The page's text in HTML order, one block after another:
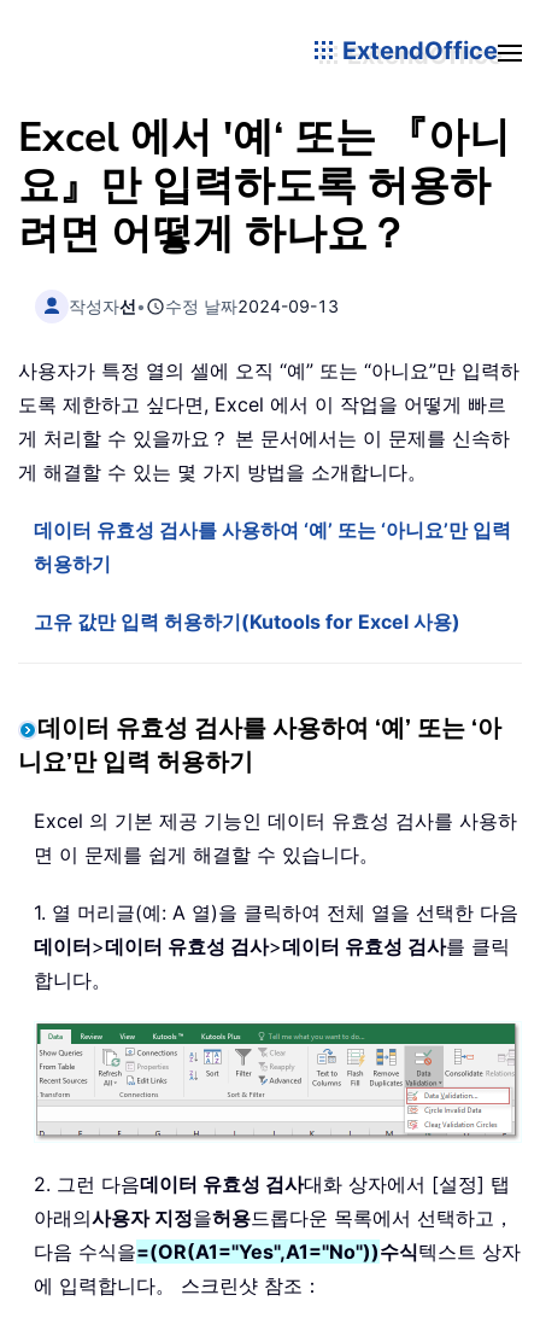
ExtendOffice
Excel 에서 '예‘ 또는 『아니
요』만 입력하도록 허용하
려면 어떻게 하나요？
작성자선• 수정 날짜2024-09-13
사용자가 특정 열의 셀에 오직 “예” 또는 “아니요”만 입력하
도록 제한하고 싶다면, Excel 에서 이 작업을 어떻게 빠르
게 처리할 수 있을까요？ 본 문서에서는 이 문제를 신속하
게 해결할 수 있는 몇 가지 방법을 소개합니다。
데이터 유효성 검사를 사용하여 ‘예’ 또는 ‘아니요’만 입력
허용하기
고유 값만 입력 허용하기(Kutools for Excel 사용)
데이터 유효성 검사를 사용하여 ‘예’ 또는 ‘아
니요’만 입력 허용하기
Excel 의 기본 제공 기능인 데이터 유효성 검사를 사용하
면 이 문제를 쉽게 해결할 수 있습니다。
1. 열 머리글(예: A 열)을 클릭하여 전체 열을 선택한 다음
데이터>데이터 유효성 검사>데이터 유효성 검사를 클릭
합니다。
2. 그런 다음데이터 유효성 검사대화 상자에서 [설정] 탭
아래의사용자 지정을허용드롭다운 목록에서 선택하고，
다음 수식을=(OR(A1="Yes",A1="No"))수식텍스트 상자
에 입력합니다。 스크린샷 참조：